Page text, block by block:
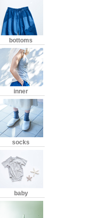
bottoms
inner
socks
baby